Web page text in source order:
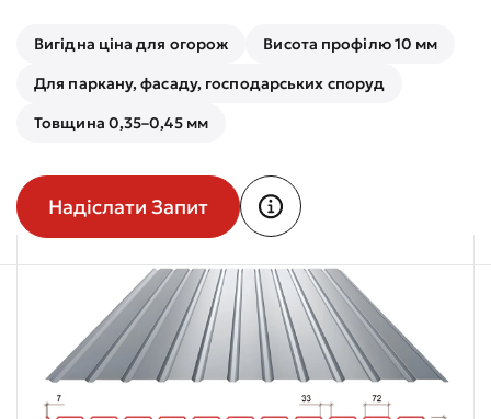
Вигідна ціна для огорож
Висота профілю 10 мм
Для паркану, фасаду, господарських споруд
Товщина 0,35–0,45 мм
Надіслати Запит